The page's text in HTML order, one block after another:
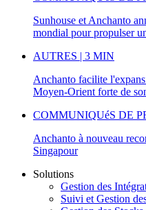
Sunhouse et Anchanto
mondial pour propulser
AUTRES | 3 MIN
Anchanto facilite
Moyen-Orient forte de
COMMUNIQUéS DE
Anchanto à nouveau
Singapour
Solutions
Gestion des
Suivi et Gestion